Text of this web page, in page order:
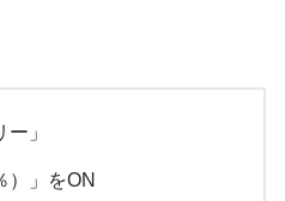
」
）」をON